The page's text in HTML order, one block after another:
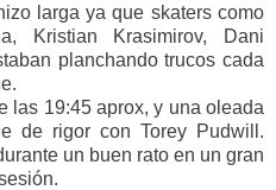
larga ya que skaters como
Kristian Krasimirov, Dani
planchando trucos cada
las 19:45 aprox, y una oleada
de rigor con Torey Pudwill.
un buen rato en un gran